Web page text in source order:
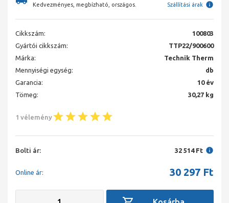
Kedvezményes, megbízható, országos. Szállítási árak
Cikkszám:
100803
Gyártói cikkszám:
TTP22/900600
Márka:
Technik Therm
Mennyiségi egység:
db
Garancia:
10 év
Tömeg:
30,27 kg
1 vélemény
Bolti ár: 32 514 Ft
Online ár: 30 297 Ft